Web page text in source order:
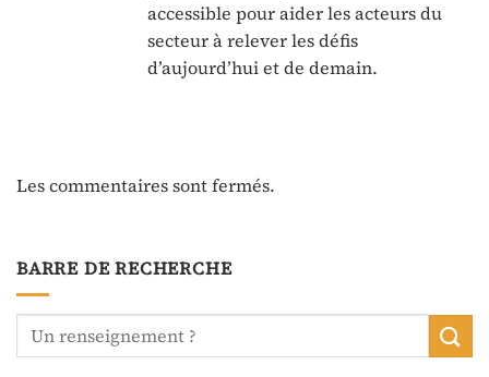
accessible pour aider les acteurs du
secteur à relever les défis
d’aujourd’hui et de demain.
Les commentaires sont fermés.
BARRE DE RECHERCHE